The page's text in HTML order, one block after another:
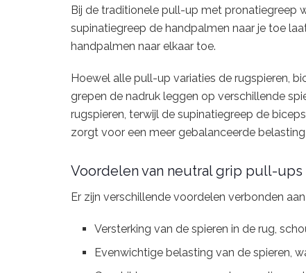
Bij de traditionele pull-up met pronatiegreep
supinatiegreep de handpalmen naar je toe
handpalmen naar elkaar toe.
Hoewel alle pull-up variaties de rugspieren,
grepen de nadruk leggen op verschillende
rugspieren, terwijl de supinatiegreep de
zorgt voor een meer gebalanceerde
Voordelen van neutral grip pull-ups
Er zijn verschillende voordelen verbonden
Versterking van de spieren in de rug,
Evenwichtige belasting van de spieren,